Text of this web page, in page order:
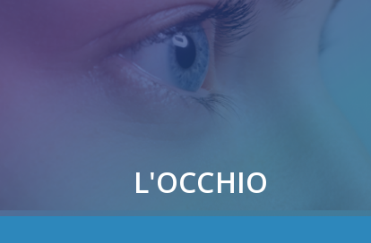
L'OCCHIO